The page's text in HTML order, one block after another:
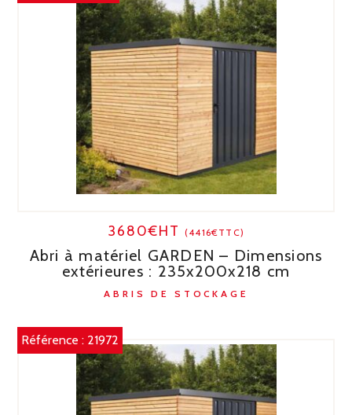
3680€HT (4416€TTC)
Abri à matériel GARDEN – Dimensions
extérieures : 235x200x218 cm
ABRIS DE STOCKAGE
Référence : 21972